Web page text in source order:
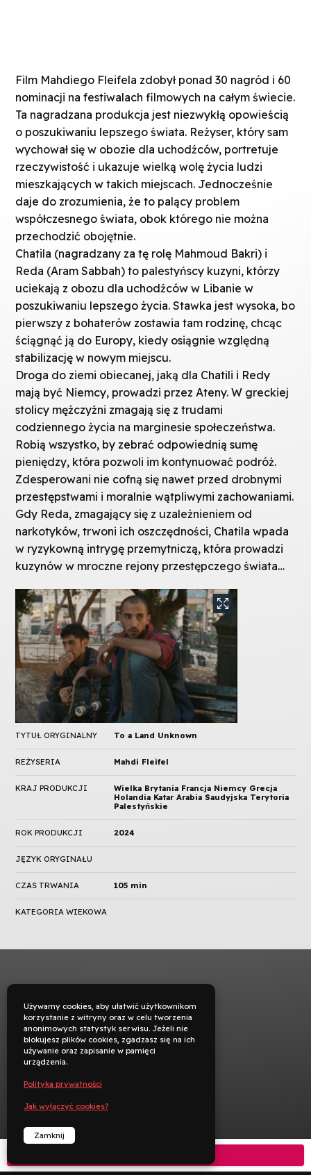
Film Mahdiego Fleifela zdobył ponad 30 nagród i 60
nominacji na festiwalach filmowych na całym świecie.
Ta nagradzana produkcja jest niezwykłą opowieścią
o poszukiwaniu lepszego świata. Reżyser, który sam
wychował się w obozie dla uchodźców, portretuje
rzeczywistość i ukazuje wielką wolę życia ludzi
mieszkających w takich miejscach. Jednocześnie
daje do zrozumienia, że to palący problem
współczesnego świata, obok którego nie można
przechodzić obojętnie.
Chatila (nagradzany za tę rolę Mahmoud Bakri) i
Reda (Aram Sabbah) to palestyńscy kuzyni, którzy
uciekają z obozu dla uchodźców w Libanie w
poszukiwaniu lepszego życia. Stawka jest wysoka, bo
pierwszy z bohaterów zostawia tam rodzinę, chcąc
ściągnąć ją do Europy, kiedy osiągnie względną
stabilizację w nowym miejscu.
Droga do ziemi obiecanej, jaką dla Chatili i Redy
mają być Niemcy, prowadzi przez Ateny. W greckiej
stolicy mężczyźni zmagają się z trudami
codziennego życia na marginesie społeczeństwa.
Robią wszystko, by zebrać odpowiednią sumę
pieniędzy, która pozwoli im kontynuować podróż.
Zdesperowani nie cofną się nawet przed drobnymi
przestępstwami i moralnie wątpliwymi zachowaniami.
Gdy Reda, zmagający się z uzależnieniem od
narkotyków, trwoni ich oszczędności, Chatila wpada
w ryzykowną intrygę przemytniczą, która prowadzi
kuzynów w mroczne rejony przestępczego świata…
TYTUŁ ORYGINALNY To a Land Unknown
REŻYSERIA Mahdi Fleifel
KRAJ PRODUKCJI
Wielka Brytania Francja Niemcy Grecja
Holandia Katar Arabia Saudyjska Terytoria
Palestyńskie
ROK PRODUKCJI 2024
JĘZYK ORYGINAŁU
CZAS TRWANIA 105 min
KATEGORIA WIEKOWA
Używamy cookies, aby ułatwić użytkownikom
korzystanie z witryny oraz w celu tworzenia
anonimowych statystyk serwisu. Jeżeli nie
blokujesz plików cookies, zgadzasz się na ich
używanie oraz zapisanie w pamięci
urządzenia.
Polityka prywatności
Jak wyłączyć cookies?
Zamknij